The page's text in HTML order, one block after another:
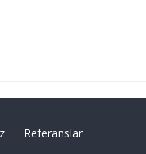
Referanslar